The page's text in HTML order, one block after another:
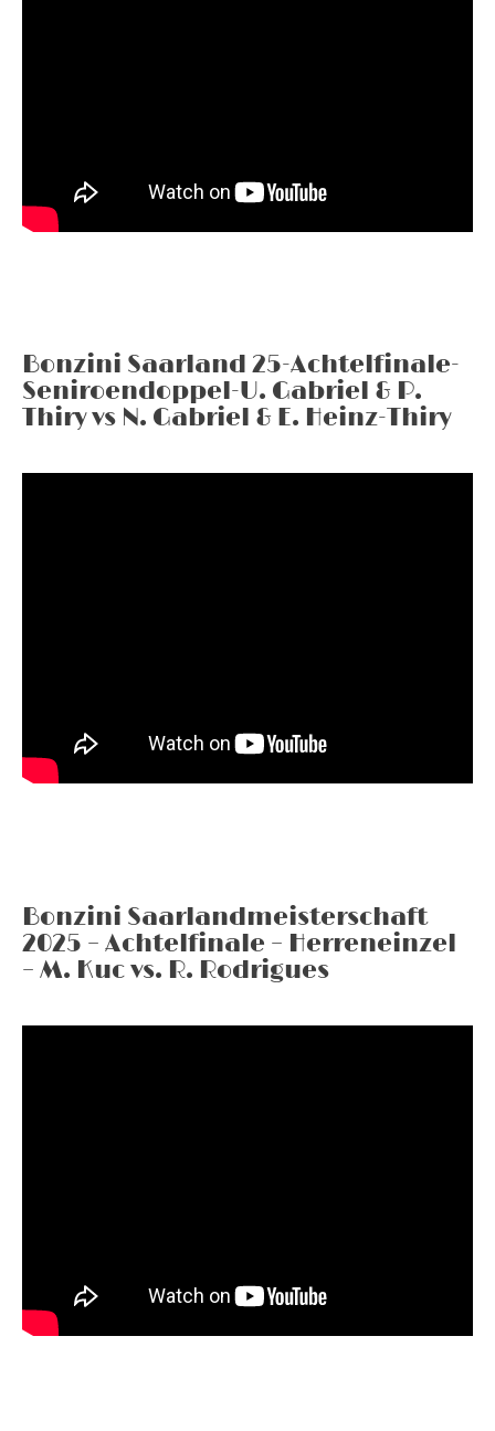
Bonzini Saarland 25-Achtelfinale-
Seniroendoppel-U. Gabriel & P.
Thiry vs N. Gabriel & E. Heinz-Thiry
Bonzini Saarlandmeisterschaft
2025 – Achtelfinale – Herreneinzel
– M. Kuc vs. R. Rodrigues